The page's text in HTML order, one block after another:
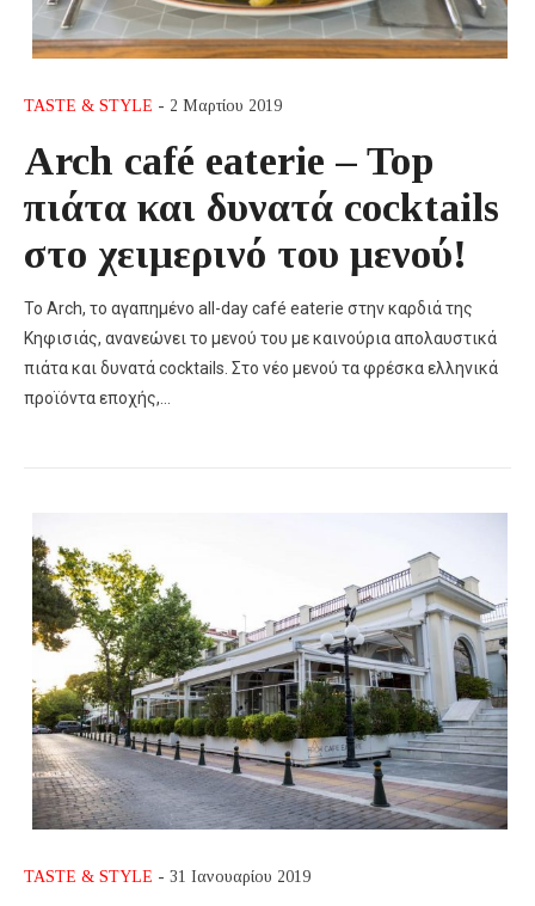
TASTE & STYLE - 2 Μαρτίου 2019
Arch café eaterie – Top
πιάτα και δυνατά cocktails
στο χειμερινό του μενού!
To Arch, το αγαπημένο all-day café eaterie στην καρδιά της
Κηφισιάς, ανανεώνει το μενού του με καινούρια απολαυστικά
πιάτα και δυνατά cocktails. Στο νέο μενού τα φρέσκα ελληνικά
προϊόντα εποχής,…
TASTE & STYLE - 31 Ιανουαρίου 2019